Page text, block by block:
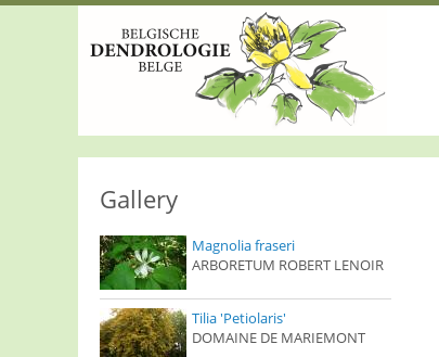
Gallery
Magnolia fraseri
ARBORETUM ROBERT LENOIR
Tilia 'Petiolaris'
DOMAINE DE MARIEMONT